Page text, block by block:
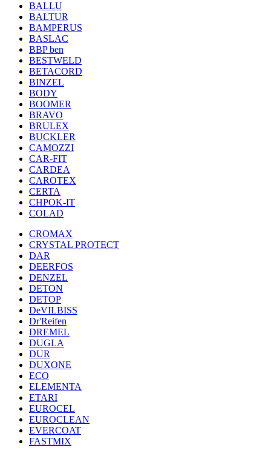
BALLU
BALTUR
BAMPERUS
BASLAC
BBP ben
BESTWELD
BETACORD
BINZEL
BODY
BOOMER
BRAVO
BRULEX
BUCKLER
CAMOZZI
CAR-FIT
CARDEA
CAROTEX
CERTA
CHPOK-IT
COLAD
CROMAX
CRYSTAL PROTECT
DAR
DEERFOS
DENZEL
DETON
DETOP
DeVILBISS
Dr'Reifen
DREMEL
DUGLA
DUR
DUXONE
ECO
ELEMENTA
ETARI
EUROCEL
EUROCLEAN
EVERCOAT
FASTMIX